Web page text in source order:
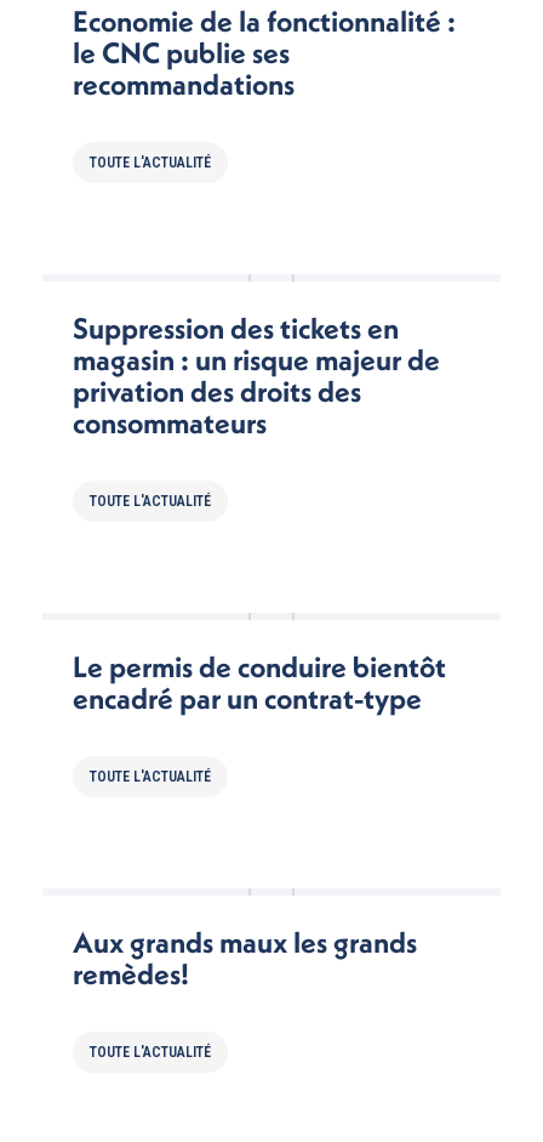
Economie de la fonctionnalité :
le CNC publie ses
recommandations
TOUTE L'ACTUALITÉ
Suppression des tickets en
magasin : un risque majeur de
privation des droits des
consommateurs
TOUTE L'ACTUALITÉ
Le permis de conduire bientôt
encadré par un contrat-type
TOUTE L'ACTUALITÉ
Aux grands maux les grands
remèdes!
TOUTE L'ACTUALITÉ